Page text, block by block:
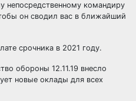
непосредственному командиру
он сводил вас в ближайший
срочника в 2021 году.
обороны 12.11.19 внесло
новые оклады для всех